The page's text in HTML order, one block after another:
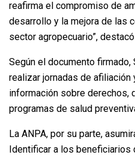
reafirma el compromiso de
desarrollo y la mejora de las
sector agropecuario”,
Según el documento
realizar jornadas de
información sobre derechos,
programas de salud
La ANPA, por su parte,
Identificar a los beneficiarios